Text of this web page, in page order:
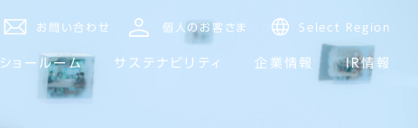
お問い合わせ 個人のお客さま Select Region
ショールーム サステナビリティ 企業情報 IR情報